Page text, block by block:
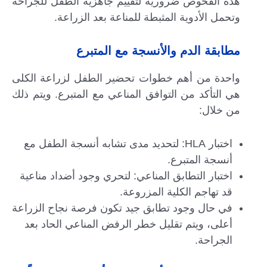
وتحمل الأدوية المثبطة للمناعة بعد الزراعة.
مطابقة الدم والأنسجة مع المتبرع
واحدة من أهم خطوات تحضير الطفل لزراعة الكلى
هي التأكد من التوافق المناعي مع المتبرع. ويتم ذلك
من خلال:
اختبار HLA: لتحديد مدى تشابه أنسجة الطفل مع
أنسجة المتبرع.
اختبار التطابق المناعي: لتحري وجود أضداد مناعية
قد تهاجم الكلية المزروعة.
في حال وجود تطابق جيد تكون فرصة نجاح الزراعة
أعلى، ويتم تقليل خطر الرفض المناعي الحاد بعد
الجراحة.